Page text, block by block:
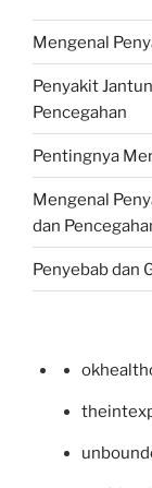
Mengenal
Penyakit
Pencegahan
Pentingnya
Mengenal
dan
Penyebab dan